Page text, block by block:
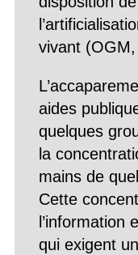
vivant
aides
quelques
la
mains de
Cette
l’information
qui exigent